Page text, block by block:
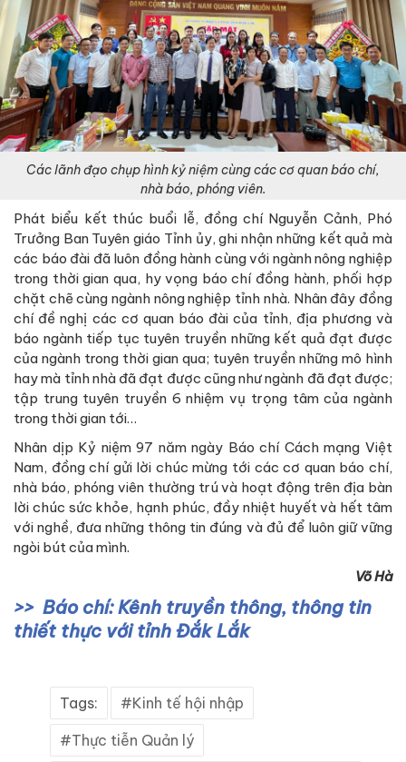
Các lãnh đạo chụp hình kỷ niệm cùng các cơ quan báo chí,
nhà báo, phóng viên.
Phát biểu kết thúc buổi lễ, đồng chí Nguyễn Cảnh, Phó
Trưởng Ban Tuyên giáo Tỉnh ủy, ghi nhận những kết quả mà
các báo đài đã luôn đồng hành cùng với ngành nông nghiệp
trong thời gian qua, hy vọng báo chí đồng hành, phối hợp
chặt chẽ cùng ngành nông nghiệp tỉnh nhà. Nhân đây đồng
chí đề nghị các cơ quan báo đài của tỉnh, địa phương và
báo ngành tiếp tục tuyên truyền những kết quả đạt được
của ngành trong thời gian qua; tuyên truyền những mô hình
hay mà tỉnh nhà đã đạt được cũng như ngành đã đạt được;
tập trung tuyên truyền 6 nhiệm vụ trọng tâm của ngành
trong thời gian tới…
Nhân dịp Kỷ niệm 97 năm ngày Báo chí Cách mạng Việt
Nam, đồng chí gửi lời chúc mừng tới các cơ quan báo chí,
nhà báo, phóng viên thường trú và hoạt động trên địa bàn
lời chúc sức khỏe, hạnh phúc, đầy nhiệt huyết và hết tâm
với nghề, đưa những thông tin đúng và đủ để luôn giữ vững
ngòi bút của mình.
Võ Hà
Báo chí: Kênh truyền thông, thông tin
thiết thực với tỉnh Đắk Lắk
Tags: Kinh tế hội nhập
Thực tiễn Quản lý